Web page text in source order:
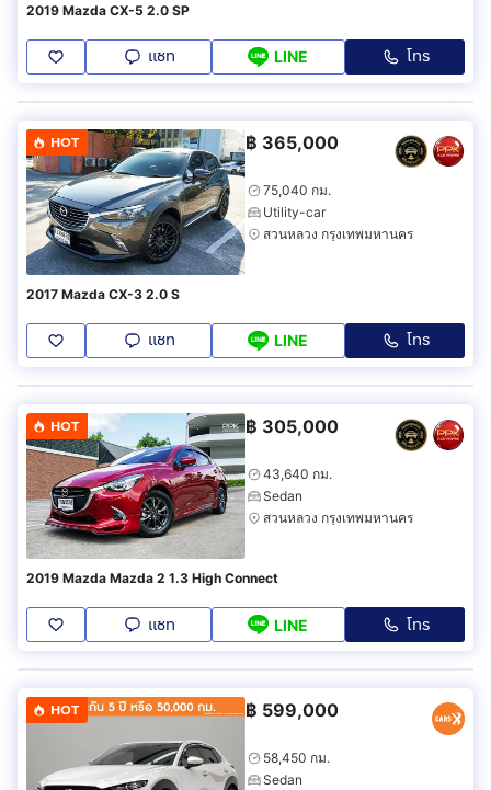
2019 Mazda CX-5 2.0 SP
แชท LINE โทร
HOT ฿ 365,000
75,040 กม.
Utility-car
สวนหลวง กรุงเทพมหานคร
2017 Mazda CX-3 2.0 S
แชท LINE โทร
HOT ฿ 305,000
43,640 กม.
Sedan
สวนหลวง กรุงเทพมหานคร
2019 Mazda Mazda 2 1.3 High Connect
แชท LINE โทร
HOT ฿ 599,000
58,450 กม.
Sedan